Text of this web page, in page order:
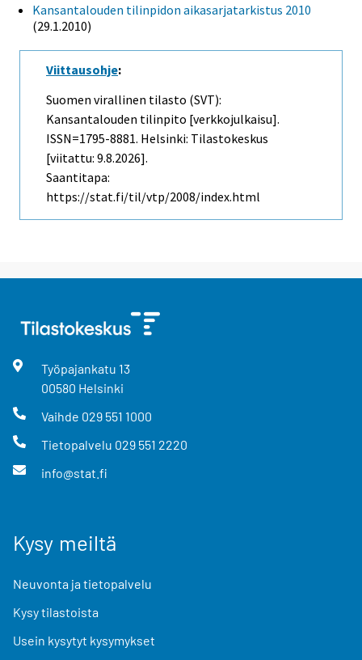
Kansantalouden tilinpidon aikasarjatarkistus 2010
(29.1.2010)
Viittausohje:
Suomen virallinen tilasto (SVT):
Kansantalouden tilinpito [verkkojulkaisu].
ISSN=1795-8881. Helsinki: Tilastokeskus
[viitattu: 9.8.2026].
Saantitapa:
https://stat.fi/til/vtp/2008/index.html
Työpajankatu 13
00580 Helsinki
Vaihde 029 551 1000
Tietopalvelu 029 551 2220
info@stat.fi
Kysy meiltä
Neuvonta ja tietopalvelu
Kysy tilastoista
Usein kysytyt kysymykset